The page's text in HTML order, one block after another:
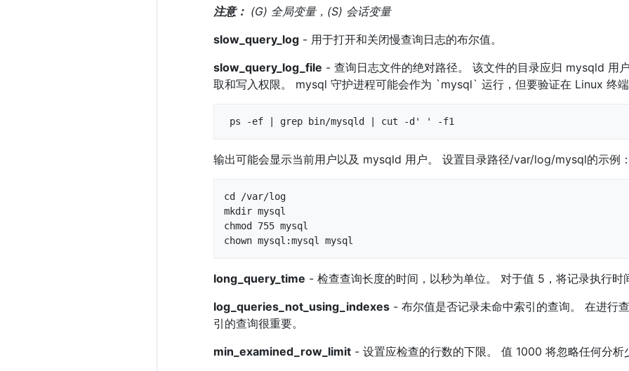
注意： (G) 全局变量，(S) 会话变量
slow_query_log - 用于打开和关闭慢查询日志的布尔值。
slow_query_log_file - 查询日志文件的绝对路径。 该文件的目录应归 mysqld 用
取和写入权限。 mysql 守护进程可能会作为 `mysql` 运行，但要验证在 Linux 终端
ps -ef | grep bin/mysqld | cut -d' ' -f1
输出可能会显示当前用户以及 mysqld 用户。 设置目录路径/var/log/mysql的示例：
cd /var/log
mkdir mysql
chmod 755 mysql
chown mysql:mysql mysql
long_query_time - 检查查询长度的时间，以秒为单位。 对于值 5，将记录执行时
log_queries_not_using_indexes - 布尔值是否记录未命中索引的查询。 在进行
引的查询很重要。
min_examined_row_limit - 设置应检查的行数的下限。 值 1000 将忽略任何分析